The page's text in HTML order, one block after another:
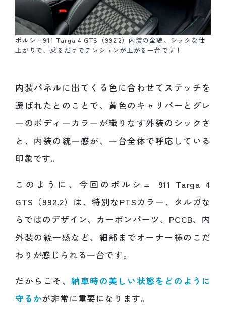
ポルシェ911 Targa 4 GTS（992.2）内装の全貌。シックな仕
上がりで、乗るだけでテンションが上がる一台です！
内装パネルに出てくる色に合わせてステッチを
選ばれたとのことで、黄色のキャリパーとグレ
ーのボディーカラーが織りなす外装のシックさ
と、内装の統一感が、一台全体で呼応している
印象です。
このように、今回のポルシェ 911 Targa 4
GTS（992.2）は、特別なPTSカラー、タルガな
らではのデザイン、カーボンパーツ、PCCB、内
外装の統一感など、細部までオーナー様のこだ
わりが感じられる一台です。
だからこそ、納車時の美しい状態をどのように
守るかが非常に重要になります。